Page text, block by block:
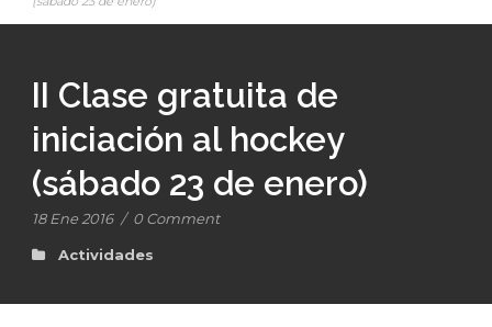
II Clase gratuita de
iniciación al hockey
(sábado 23 de enero)
18 Ene 2016 / 0 Comment
Actividades